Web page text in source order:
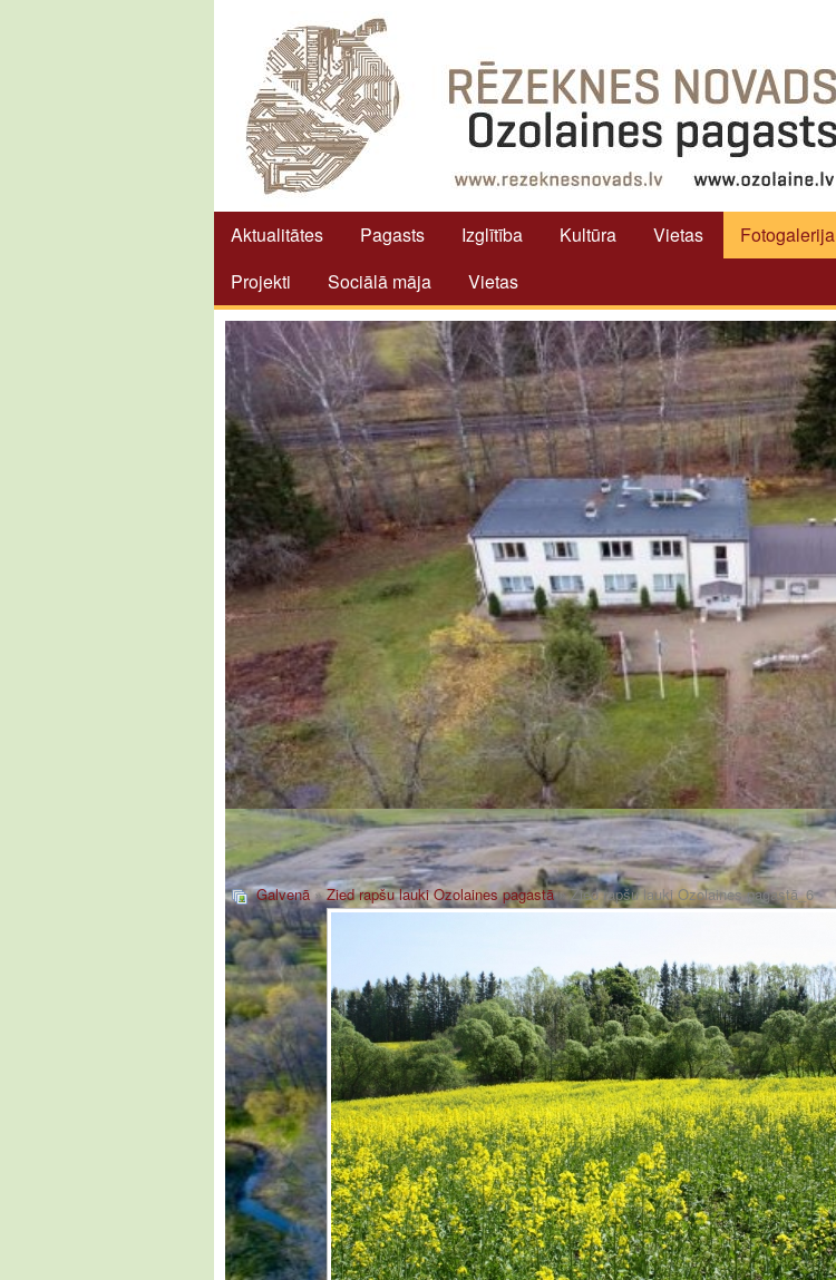
Aktualitātes Pagasts Izglītība Kultūra Vietas Fotogalerija
Projekti
Sociālā māja Vietas
Galvenā»Zied rapšu lauki Ozolaines pagastā» Zied rapšu lauki Ozolaines pagastā_6